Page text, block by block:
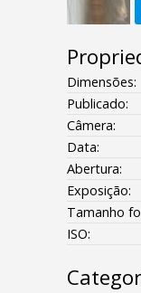
Dimensões:
Publicado:
Câmera:
Data:
Abertura:
Exposição:
Tamanho
ISO: